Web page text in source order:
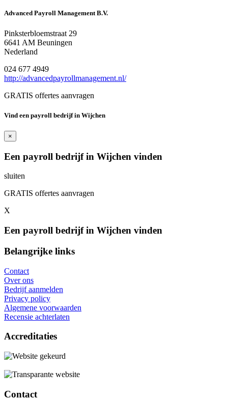
Advanced Payroll Management B.V.
Pinksterbloemstraat 29
6641 AM Beuningen
Nederland
024 677 4949
http://advancedpayrollmanagement.nl/
GRATIS offertes aanvragen
Vind een payroll bedrijf in Wijchen
×
Een payroll bedrijf in Wijchen vinden
sluiten
GRATIS offertes aanvragen
X
Een payroll bedrijf in Wijchen vinden
Belangrijke links
Contact
Over ons
Bedrijf aanmelden
Privacy policy
Algemene voorwaarden
Recensie achterlaten
Accreditaties
Contact